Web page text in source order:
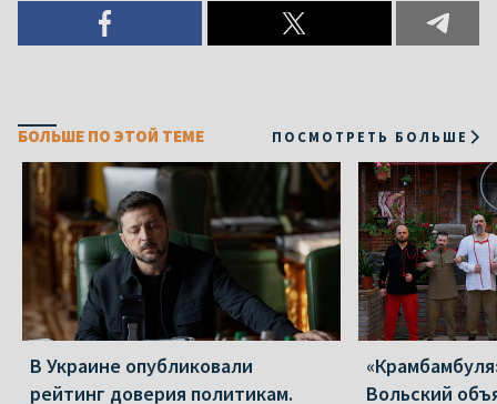
БОЛЬШЕ ПО ЭТОЙ ТЕМЕ ПОСМОТРЕТЬ БОЛЬШЕ
В Украине опубликовали
рейтинг доверия политикам.
Вольский